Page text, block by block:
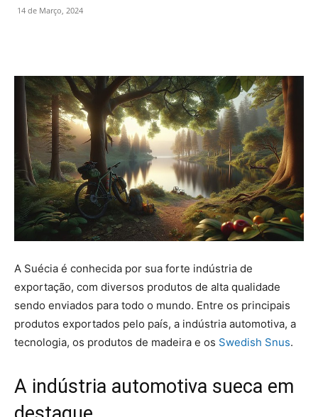
14 de Março, 2024
A Suécia é conhecida por sua forte indústria de
exportação, com diversos produtos de alta qualidade
sendo enviados para todo o mundo. Entre os principais
produtos exportados pelo país, a indústria automotiva, a
tecnologia, os produtos de madeira e os Swedish Snus.
A indústria automotiva sueca em